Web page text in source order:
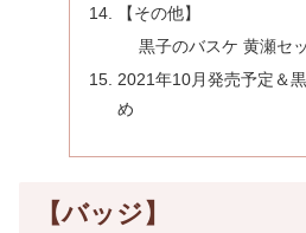
【その他】
黒子のバスケ 黄瀬セ
2021年10月発売予定＆
め
【バッジ】